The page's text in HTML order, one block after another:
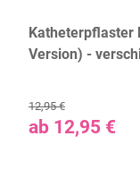
Katheterpflaster
Version) -
ab 12,95 €
12,95 €